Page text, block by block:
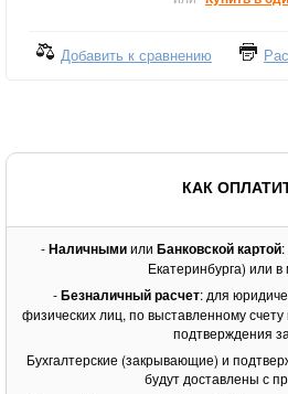
Добавить к сравнению
КАК
-Наличнымиили Банковской картой
Екатеринбурга) или в
-Безналичный расчет: для
физических лиц, по выставленному
подтверждения
Бухгалтерские (закрывающие) и
будут доставлены с